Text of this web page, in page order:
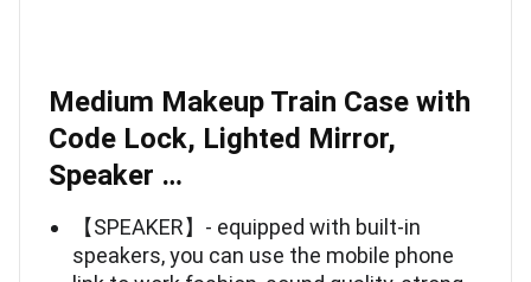
Medium Makeup Train Case with
Code Lock, Lighted Mirror,
Speaker …
【SPEAKER】- equipped with built-in
speakers, you can use the mobile phone